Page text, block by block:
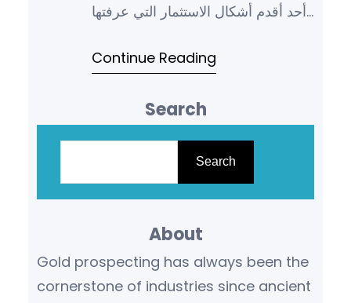
أحد أقدم أشكال الاستثمار التي عرفتها
مهمة كوسيلة ل…
Continue Reading
Search
h
Search
About
Gold prospecting has always been the
cornerstone of industries since ancient